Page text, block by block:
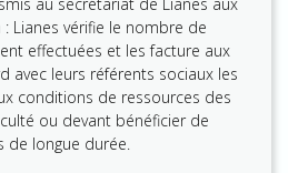
au secrétariat de Lianes aux
Lianes vérifie le nombre de
effectuées et les facture aux
avec leurs référents sociaux les
conditions de ressources des
ou devant bénéficier de
de longue durée.